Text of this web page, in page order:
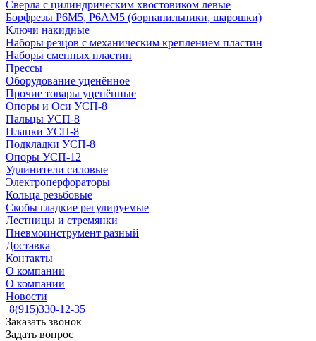
Сверла с цилиндрическим хвостовиком левые
Борфрезы Р6М5, Р6АМ5 (борнапильники, шарошки)
Ключи накидные
Наборы резцов с механическим креплением пластин
Наборы сменных пластин
Прессы
Оборудование уценённое
Прочие товары уценённые
Опоры и Оси УСП-8
Пальцы УСП-8
Планки УСП-8
Подкладки УСП-8
Опоры УСП-12
Удлинители силовые
Электроперфораторы
Кольца резьбовые
Скобы гладкие регулируемые
Лестницы и стремянки
Пневмоинструмент разный
Доставка
Контакты
О компании
О компании
Новости
8(915)330-12-35
Заказать звонок
Задать вопрос